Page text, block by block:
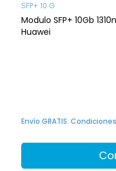
SFP+ 10 G
Modulo SFP+ 10Gb
Huawei
Envío GRATIS.